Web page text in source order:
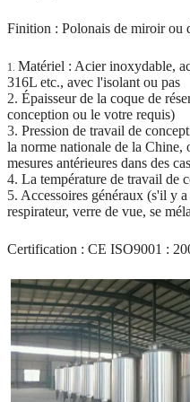
Finition : Polonais de miroir ou
1. Matériel : Acier inoxydable,
316L etc., avec l'isolant ou pas
2. Épaisseur de la coque de
conception ou le votre requis)
3. Pression de travail de
la norme nationale de la Chine,
mesures antérieures dans des
4. La température de travail de
5. Accessoires généraux (s'il y
respirateur, verre de vue, se
Certification : CE ISO9001 :